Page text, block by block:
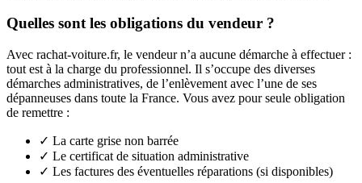
Quelles sont les obligations du vendeur ?
Avec rachat-voiture.fr, le vendeur n’a aucune démarche à effectuer :
tout est à la charge du professionnel. Il s’occupe des diverses
démarches administratives, de l’enlèvement avec l’une de ses
dépanneuses dans toute la France. Vous avez pour seule obligation
de remettre :
✓ La carte grise non barrée
✓ Le certificat de situation administrative
✓ Les factures des éventuelles réparations (si disponibles)